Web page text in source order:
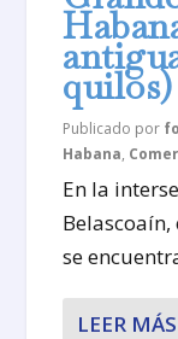
quilos)
Publicado por
Habana,
En la
se
LEER MÁS